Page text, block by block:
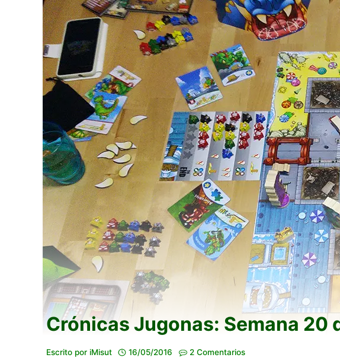
Crónicas Jugonas: Semana 20
Escrito por iMisut 16/05/2016 2 Comentarios